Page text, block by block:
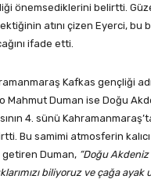
önemsediklerini belirtti.
atını çizen Eyerci, bu
ifade etti.
Kafkas gençliği
Mahmut Duman ise Doğu
4. sünü
Bu samimi atmosferin
getiren Duman, “Doğu
biliyoruz ve çağa ayak